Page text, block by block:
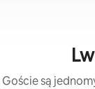
Goście są